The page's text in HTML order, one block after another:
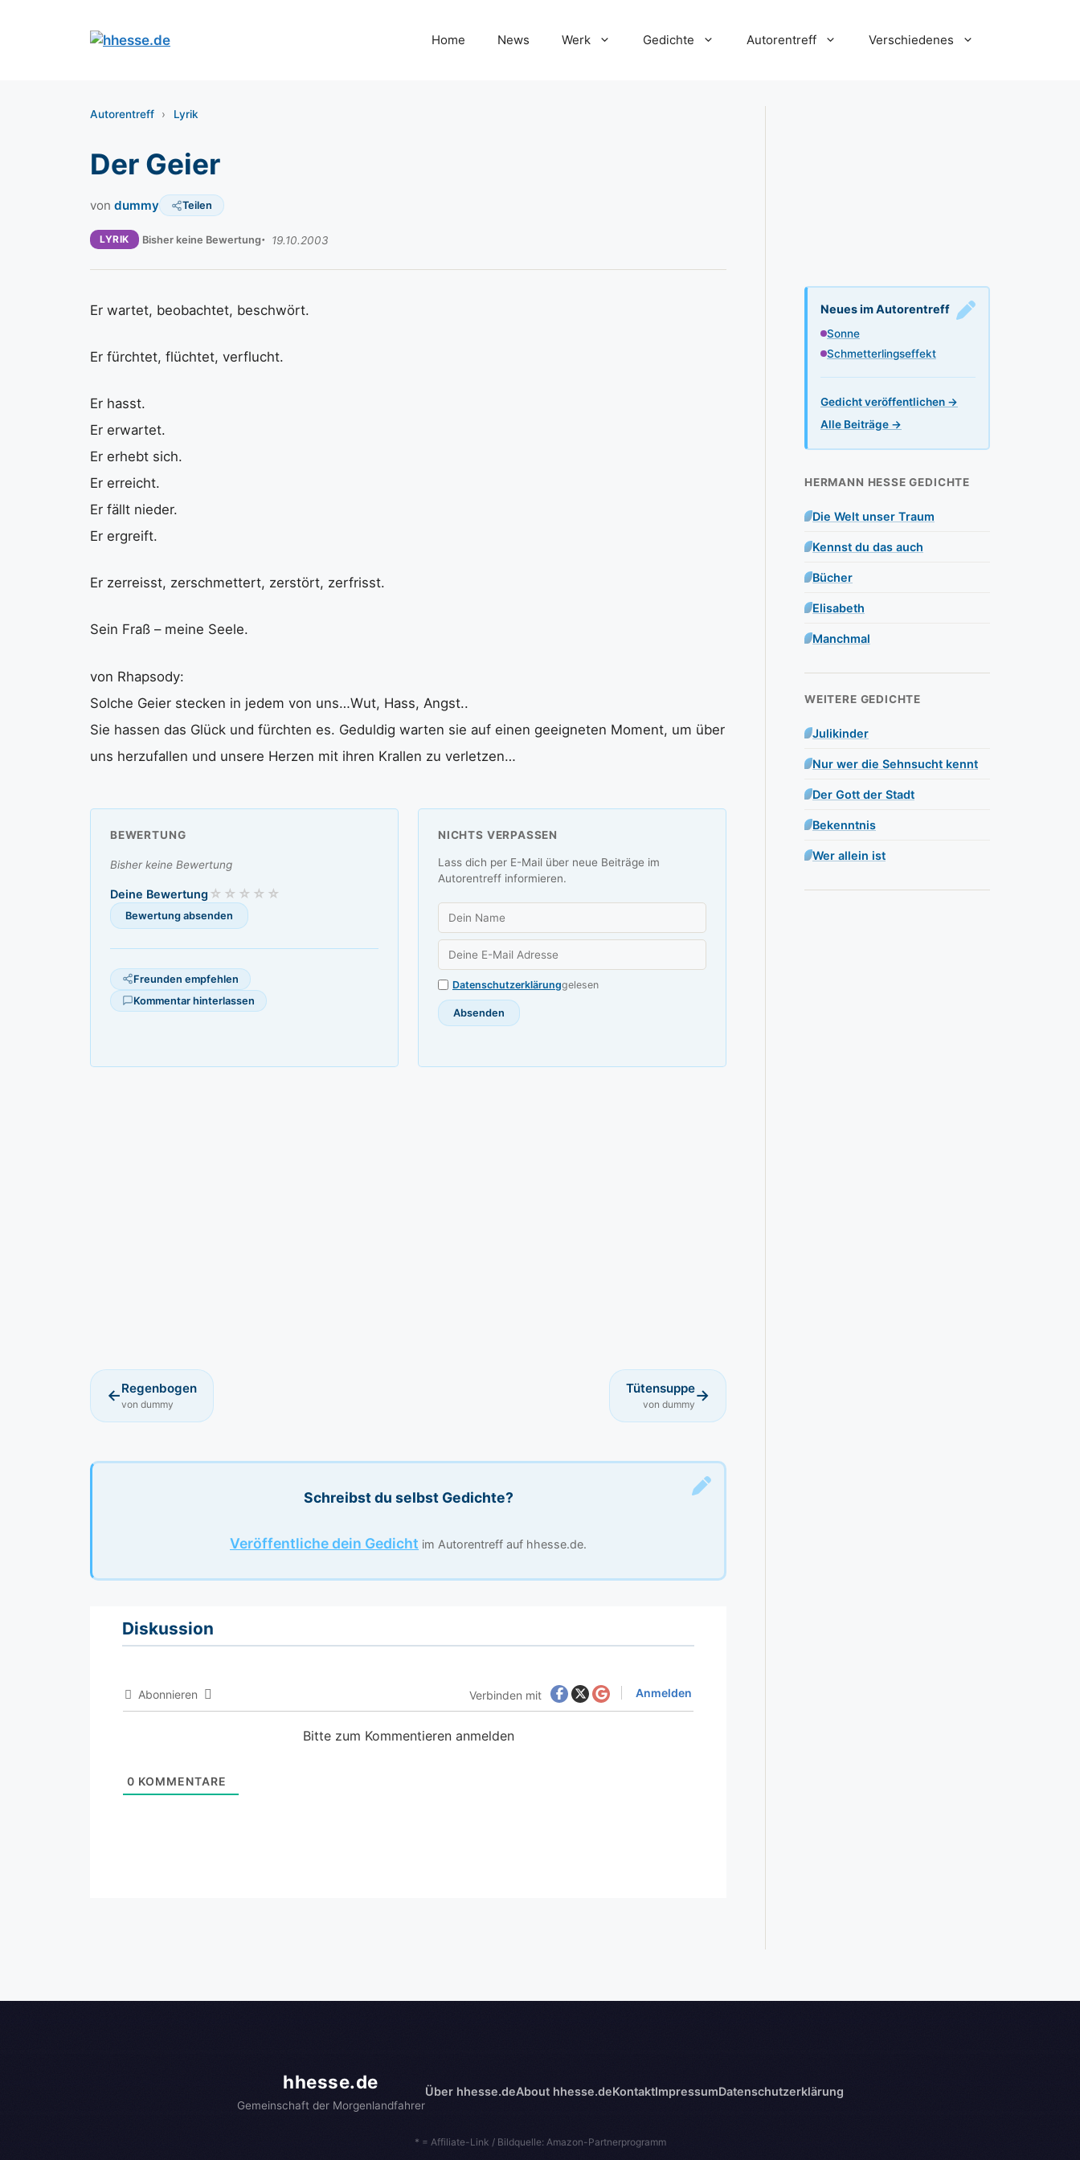
Home News Werk Gedichte Autorentreff Verschiedenes
Autorentreff › Lyrik
Der Geier
von dummy Teilen
LYRIK Bisher keine Bewertung 19.10.2003
Er wartet, beobachtet, beschwört.
Er fürchtet, flüchtet, verflucht.
Er hasst.
Er erwartet.
Er erhebt sich.
Er erreicht.
Er fällt nieder.
Er ergreift.
Er zerreisst, zerschmettert, zerstört, zerfrisst.
Sein Fraß – meine Seele.
von Rhapsody:
Solche Geier stecken in jedem von uns…Wut, Hass, Angst..
Sie hassen das Glück und fürchten es. Geduldig warten sie auf einen geeigneten Moment, um über
uns herzufallen und unsere Herzen mit ihren Krallen zu verletzen…
BEWERTUNG
Bisher keine Bewertung
Deine Bewertung
Freunden empfehlen
Kommentar hinterlassen
NICHTS VERPASSEN
Lass dich per E-Mail über neue Beiträge im
Autorentreff informieren.
Datenschutzerklärunggelesen
←Regenbogen
von dummy
Tütensuppe
von dummy →
Schreibst du selbst Gedichte?
Veröffentliche dein Gedicht im Autorentreff auf hhesse.de.
Diskussion
Abonnieren Verbinden mit Anmelden
Bitte zum Kommentieren anmelden
0 KOMMENTARE
Neues im Autorentreff
Sonne
Schmetterlingseffekt
Gedicht veröffentlichen →
Alle Beiträge →
HERMANN HESSE GEDICHTE
Die Welt unser Traum
Kennst du das auch
Bücher
Elisabeth
Manchmal
WEITERE GEDICHTE
Julikinder
Nur wer die Sehnsucht kennt
Der Gott der Stadt
Bekenntnis
Wer allein ist
hhesse.de
Gemeinschaft der Morgenlandfahrer
Über hhesse.deAbout hhesse.deKontaktImpressumDatenschutzerklärung
* = Affiliate-Link / Bildquelle: Amazon-Partnerprogramm